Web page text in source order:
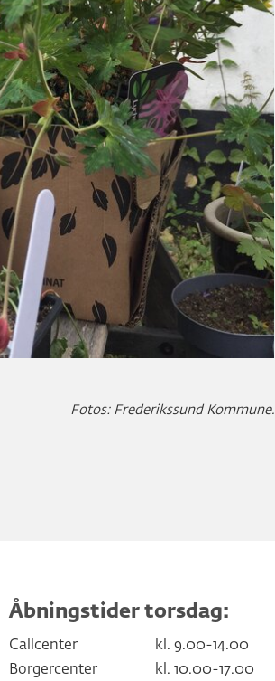
Fotos: Frederikssund Kommune.
Åbningstider torsdag:
Callcenter
kl. 9.00-14.00
Borgercenter
kl. 10.00-17.00